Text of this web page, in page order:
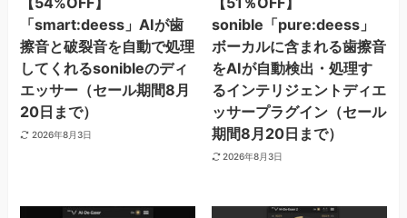
「smart:deess」AIが歯
擦音と破裂音を自動で処理
してくれるsonibleのディ
エッサー（セール期間8月
20日まで）
2026年8月3日
sonible「pure:deess」
ボーカルに含まれる歯擦音
をAIが自動検出・処理す
るインテリジェントディエ
ッサープラグイン（セール
期間8月20日まで）
2026年8月3日